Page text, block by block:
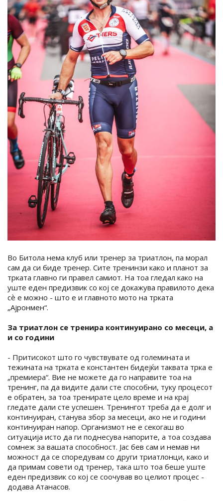
Во Битола нема клуб или тренер за триатлон, па морал
сам да си биде тренер. Сите тренинзи како и планот за
трката главно ги правел самиот. На тоа гледал како на
уште еден предизвик со кој се докажува правилото дека
сѐ е можно - што е и главното мото на трката
„Ајронмен“.
За триатлон се тренира континуирано со месеци, а
и со години
- Притисокот што го чувствувате од големината и
тежината на трката е константен бидејќи таквата трка е
„премиера“. Вие не можете да го направите тоа на
тренинг, па да видите дали сте способни, туку процесот
е обратен, за тоа тренирате цело време и на крај
гледате дали сте успешен. Тренингот треба да е долг и
континуиран, станува збор за месеци, ако не и години
континуиран напор. Организмот не е секогаш во
ситуација исто да ги поднесува напорите, а тоа создава
сомнеж за вашата способност. Јас бев сам и немав ни
можност да се споредувам со други триатлонци, како и
да примам совети од тренер, така што тоа беше уште
еден предизвик со кој се соочував во целиот процес -
додава Атанасов.